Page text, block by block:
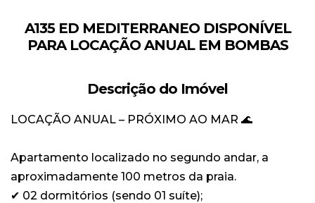
A135 ED MEDITERRANEO DISPONÍVEL
PARA LOCAÇÃO ANUAL EM BOMBAS
Descrição do Imóvel
LOCAÇÃO ANUAL – PRÓXIMO AO MAR 🌊
Apartamento localizado no segundo andar, a
aproximadamente 100 metros da praia.
✔ 02 dormitórios (sendo 01 suíte);